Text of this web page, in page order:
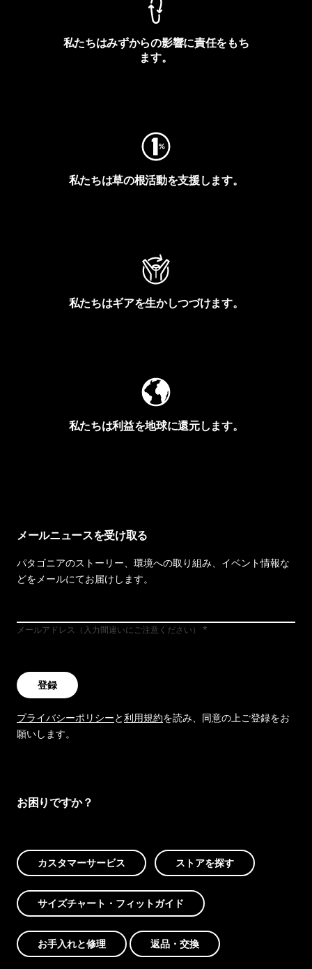
私たちはみずからの影響に責任をもち
ます。
私たちは草の根活動を支援します。
私たちはギアを生かしつづけます。
私たちは利益を地球に還元します。
メールニュースを受け取る
パタゴニアのストーリー、環境への取り組み、イベント情報な
どをメールにてお届けします。
メールアドレス（入力間違いにご注意ください）
登録
プライバシーポリシーと利用規約を読み、同意の上ご登録をお
願いします。
お困りですか？
カスタマーサービス ストアを探す
サイズチャート・フィットガイド
お手入れと修理 返品・交換